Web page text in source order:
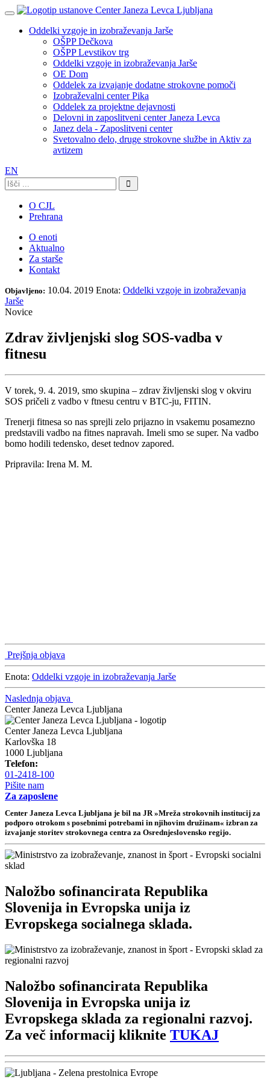
Oddelki vzgoje in izobraževanja Jarše
OŠPP Dečkova
OŠPP Levstikov trg
Oddelki vzgoje in izobraževanja Jarše
OE Dom
Oddelek za izvajanje dodatne strokovne pomoči
Izobraževalni center Pika
Oddelek za projektne dejavnosti
Delovni in zaposlitveni center Janeza Levca
Janez dela - Zaposlitveni center
Svetovalno delo, druge strokovne službe in Aktiv za
avtizem
EN
Išči:
O CJL
Prehrana
O enoti
Aktualno
Za starše
Kontakt
Objavljeno: 10.04. 2019 Enota: Oddelki vzgoje in izobraževanja
Jarše
Novice
Zdrav življenjski slog SOS-vadba v
fitnesu
V torek, 9. 4. 2019, smo skupina – zdrav življenski slog v okviru
SOS pričeli z vadbo v ftnesu centru v BTC-ju, FITIN.
Trenerji fitnesa so nas sprejli zelo prijazno in vsakemu posamezno
predstavili vadbo na fitnes napravah. Imeli smo se super. Na vadbo
bomo hodili tedensko, deset tednov zapored.
Pripravila: Irena M. M.
Prejšnja objava
Enota: Oddelki vzgoje in izobraževanja Jarše
Naslednja objava
Center Janeza Levca Ljubljana
Center Janeza Levca Ljubljana
Karlovška 18
1000 Ljubljana
Telefon:
01-2418-100
Pišite nam
Za zaposlene
Center Janeza Levca Ljubljana je bil na JR »Mreža strokovnih institucij za
podporo otrokom s posebnimi potrebami in njihovim družinam« izbran za
izvajanje storitev strokovnega centra za Osrednjeslovensko regijo.
Naložbo sofinancirata Republika
Slovenija in Evropska unija iz
Evropskega socialnega sklada.
Naložbo sofinancirata Republika
Slovenija in Evropska unija iz
Evropskega sklada za regionalni razvoj.
Za več informacij kliknite TUKAJ